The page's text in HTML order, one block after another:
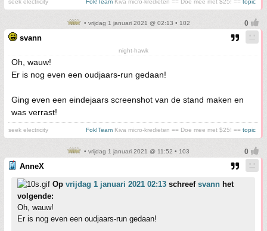
seek electricity Fok!Team Kiva micro-kredieten == Doe mee met $25! == topic
• vrijdag 1 januari 2021 @ 02:13 • 102
svann
night-hawk
Oh, wauw!
Er is nog even een oudjaars-run gedaan!
Ging even een eindejaars screenshot van de stand maken en
was verrast!
seek electricity Fok!Team Kiva micro-kredieten == Doe mee met $25! == topic
• vrijdag 1 januari 2021 @ 11:52 • 103
AnneX
Op vrijdag 1 januari 2021 02:13 schreef svann het
volgende:
Oh, wauw!
Er is nog even een oudjaars-run gedaan!